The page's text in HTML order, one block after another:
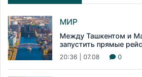
МИР
Между Ташкентом и
запустить прямые
20:36 | 07.08 0